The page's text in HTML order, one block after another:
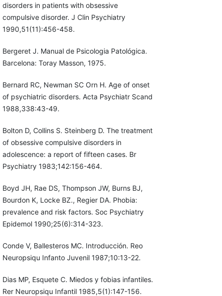
disorders in patients with obsessive
compulsive disorder. J Clin Psychiatry
1990,51(11):456-458.
Bergeret J. Manual de Psicologia Patológica.
Barcelona: Toray Masson, 1975.
Bernard RC, Newman SC Orn H. Age of onset
of psychiatric disorders. Acta Psychiatr Scand
1988,338:43-49.
Bolton D, Collins S. Steinberg D. The treatment
of obsessive compulsive disorders in
adolescence: a report of fifteen cases. Br
Psychiatry 1983;142:156-464.
Boyd JH, Rae DS, Thompson JW, Burns BJ,
Bourdon K, Locke BZ., Regier DA. Phobia:
prevalence and risk factors. Soc Psychiatry
Epidemol 1990;25(6):314-323.
Conde V, Ballesteros MC. Introducción. Reo
Neuropsiqu Infanto Juvenil 1987;10:13-22.
Dias MP, Esquete C. Miedos y fobias infantiles.
Rer Neuropsiqu Infantil 1985,5(1):147-156.